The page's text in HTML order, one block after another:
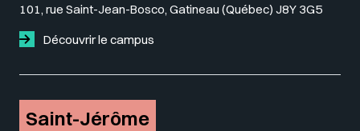
101, rue Saint-Jean-Bosco, Gatineau (Québec) J8Y 3G5
Découvrir le campus
Saint-Jérôme